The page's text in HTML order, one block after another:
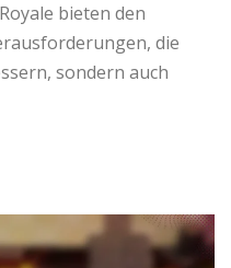
bieten den
die
sondern auch